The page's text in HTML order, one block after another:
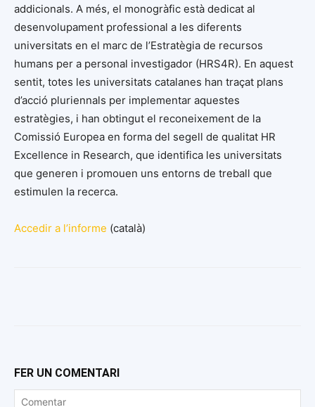
addicionals. A més, el monogràfic està dedicat al
desenvolupament professional a les diferents
universitats en el marc de l’Estratègia de recursos
humans per a personal investigador (HRS4R). En aquest
sentit, totes les universitats catalanes han traçat plans
d’acció pluriennals per implementar aquestes
estratègies, i han obtingut el reconeixement de la
Comissió Europea en forma del segell de qualitat HR
Excellence in Research, que identifica les universitats
que generen i promouen uns entorns de treball que
estimulen la recerca.
Accedir a l’informe (català)
FER UN COMENTARI